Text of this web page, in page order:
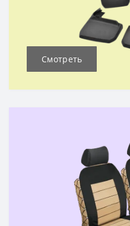
Смотреть